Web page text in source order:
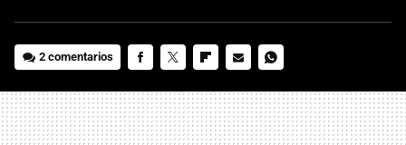
2 comentarios
MAIL